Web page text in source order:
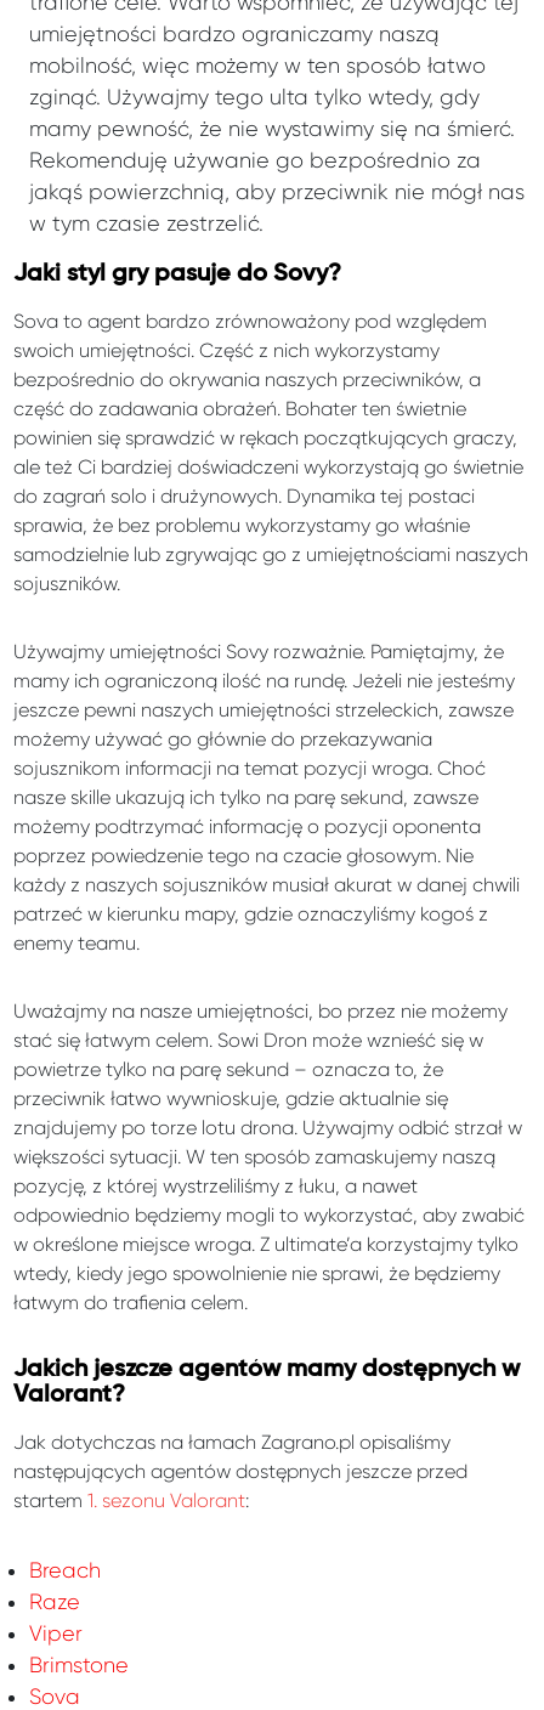
umiejętności bardzo ograniczamy naszą
mobilność, więc możemy w ten sposób łatwo
zginąć. Używajmy tego ulta tylko wtedy, gdy
mamy pewność, że nie wystawimy się na śmierć.
Rekomenduję używanie go bezpośrednio za
jakąś powierzchnią, aby przeciwnik nie mógł nas
w tym czasie zestrzelić.
Jaki styl gry pasuje do Sovy?
Sova to agent bardzo zrównoważony pod względem
swoich umiejętności. Część z nich wykorzystamy
bezpośrednio do okrywania naszych przeciwników, a
część do zadawania obrażeń. Bohater ten świetnie
powinien się sprawdzić w rękach początkujących graczy,
ale też Ci bardziej doświadczeni wykorzystają go świetnie
do zagrań solo i drużynowych. Dynamika tej postaci
sprawia, że bez problemu wykorzystamy go właśnie
samodzielnie lub zgrywając go z umiejętnościami naszych
sojuszników.
Używajmy umiejętności Sovy rozważnie. Pamiętajmy, że
mamy ich ograniczoną ilość na rundę. Jeżeli nie jesteśmy
jeszcze pewni naszych umiejętności strzeleckich, zawsze
możemy używać go głównie do przekazywania
sojusznikom informacji na temat pozycji wroga. Choć
nasze skille ukazują ich tylko na parę sekund, zawsze
możemy podtrzymać informację o pozycji oponenta
poprzez powiedzenie tego na czacie głosowym. Nie
każdy z naszych sojuszników musiał akurat w danej chwili
patrzeć w kierunku mapy, gdzie oznaczyliśmy kogoś z
enemy teamu.
Uważajmy na nasze umiejętności, bo przez nie możemy
stać się łatwym celem. Sowi Dron może wznieść się w
powietrze tylko na parę sekund – oznacza to, że
przeciwnik łatwo wywnioskuje, gdzie aktualnie się
znajdujemy po torze lotu drona. Używajmy odbić strzał w
większości sytuacji. W ten sposób zamaskujemy naszą
pozycję, z której wystrzeliliśmy z łuku, a nawet
odpowiednio będziemy mogli to wykorzystać, aby zwabić
w określone miejsce wroga. Z ultimate’a korzystajmy tylko
wtedy, kiedy jego spowolnienie nie sprawi, że będziemy
łatwym do trafienia celem.
Jakich jeszcze agentów mamy dostępnych w
Valorant?
Jak dotychczas na łamach Zagrano.pl opisaliśmy
następujących agentów dostępnych jeszcze przed
startem1. sezonu Valorant:
Breach
Raze
Viper
Brimstone
Sova